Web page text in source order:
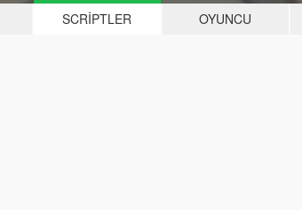
SCRIPTLER OYUNCU